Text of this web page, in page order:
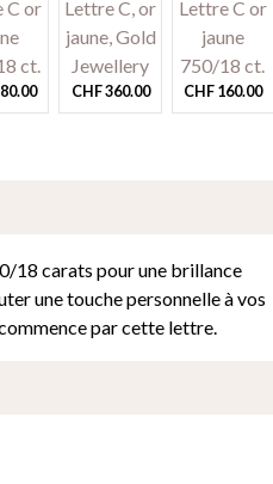
CHF360.00 CHF160.00
18 carats pour une brillance
une touche personnelle à vos
par cette lettre.